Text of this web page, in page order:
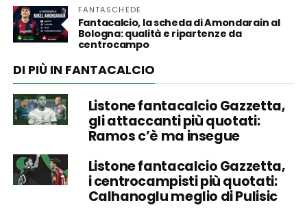
FANTASCHEDE
Fantacalcio, la scheda di Amondarain al
Bologna: qualità e ripartenze da
centrocampo
DI PIÙ IN FANTACALCIO
Listone fantacalcio Gazzetta,
gli attaccanti più quotati:
Ramos c’è ma insegue
Listone fantacalcio Gazzetta,
i centrocampisti più quotati:
Calhanoglu meglio di Pulisic